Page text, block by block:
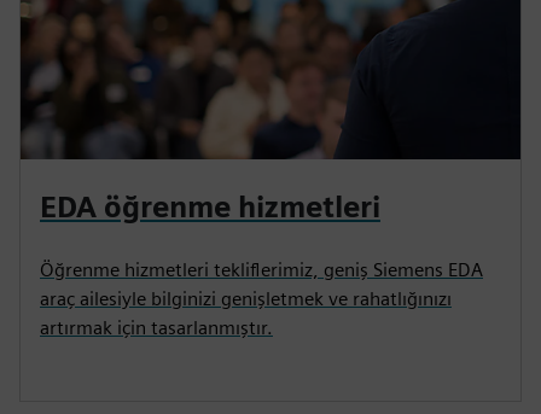
EDA öğrenme hizmetleri
Öğrenme hizmetleri tekliflerimiz, geniş Siemens EDA
araç ailesiyle bilginizi genişletmek ve rahatlığınızı
artırmak için tasarlanmıştır.